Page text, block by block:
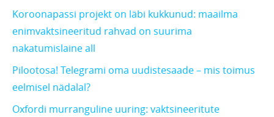
Koroonapassi projekt on läbi kukkunud: maailma
enimvaktsineeritud rahvad on suurima
nakatumislaine all
Pilootosa! Telegrami oma uudistesaade – mis toimus
eelmisel nädalal?
Oxfordi murranguline uuring: vaktsineeritute